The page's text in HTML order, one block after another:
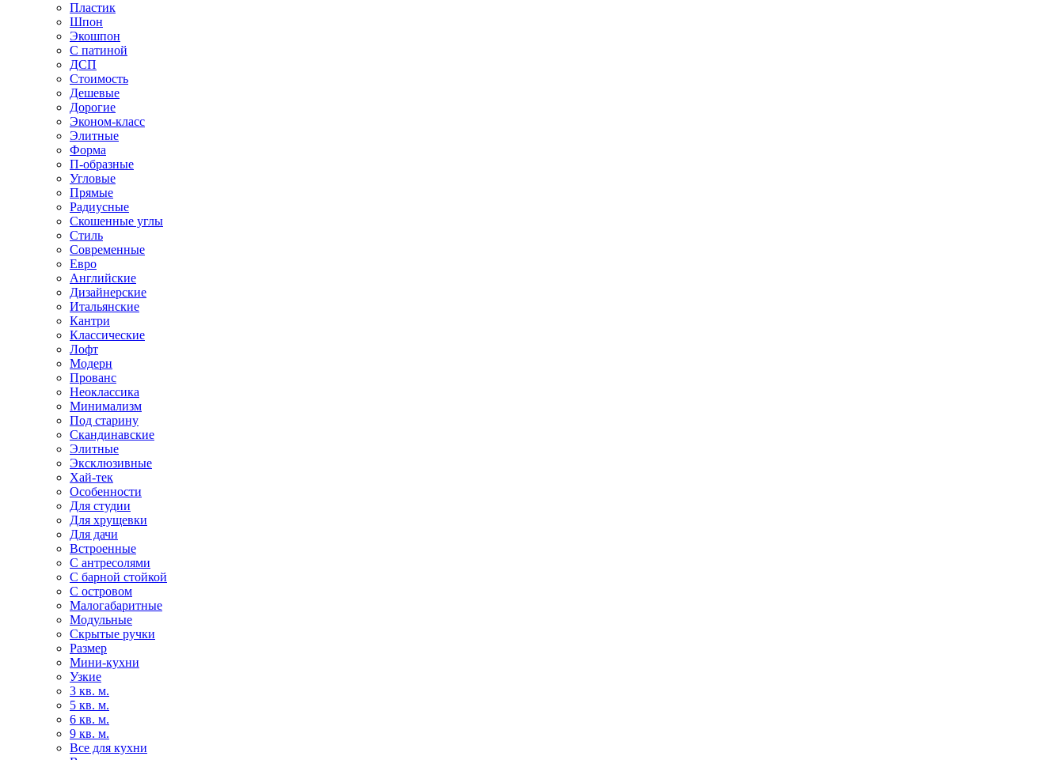
Пластик
Шпон
Экошпон
С патиной
ДСП
Стоимость
Дешевые
Дорогие
Эконом-класс
Элитные
Форма
П-образные
Угловые
Прямые
Радиусные
Скошенные углы
Стиль
Современные
Евро
Английские
Дизайнерские
Итальянские
Кантри
Классические
Лофт
Модерн
Прованс
Неоклассика
Минимализм
Под старину
Скандинавские
Элитные
Эксклюзивные
Хай-тек
Особенности
Для студии
Для хрущевки
Для дачи
Встроенные
С антресолями
С барной стойкой
С островом
Малогабаритные
Модульные
Скрытые ручки
Размер
Мини-кухни
Узкие
3 кв. м.
5 кв. м.
6 кв. м.
9 кв. м.
Все для кухни